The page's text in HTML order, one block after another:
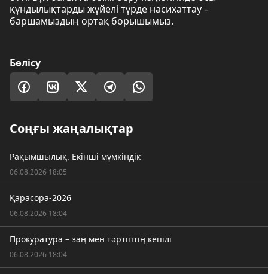
құндылықтарды жүйелі түрде насихаттау –
баршамыздың ортақ борышымыз.
Бөлісу
Соңғы жаңалықтар
Рақымшылық. Екінші мүмкіндік
06.08.2026 18:05
Қарасора-2026
06.08.2026 18:04
Прокуратура – заң мен тәртіптің кепілі
06.08.2026 18:04